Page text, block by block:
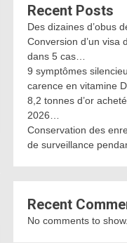
Recent Posts
Des dizaines d’obus
Conversion d’un visa
dans 5 cas…
9 symptômes
carence en vitamine
8,2 tonnes d’or
2026…
Conservation des
de surveillance
Recent
No comments to show.